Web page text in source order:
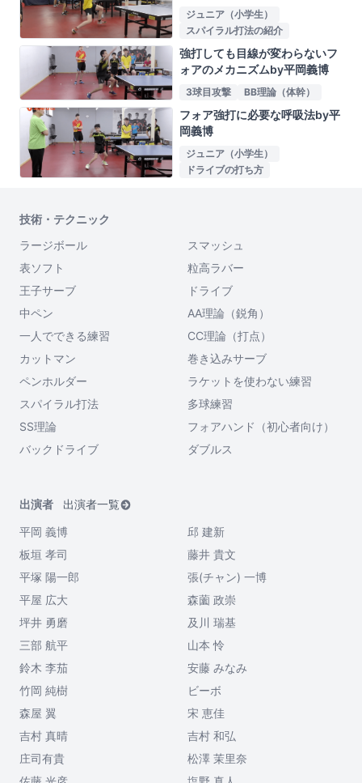
ジュニア（小学生）
スパイラル打法の紹介
強打しても目線が変わらないフ
ォアのメカニズムby平岡義博
3球目攻撃 BB理論（体幹）
フォア強打に必要な呼吸法by平
岡義博
ジュニア（小学生）
ドライブの打ち方
技術・テクニック
ラージボール
スマッシュ
表ソフト
粒高ラバー
王子サーブ
ドライブ
中ペン
AA理論（鋭角）
一人でできる練習
CC理論（打点）
カットマン
巻き込みサーブ
ペンホルダー
ラケットを使わない練習
スパイラル打法
多球練習
SS理論
フォアハンド（初心者向け）
バックドライブ
ダブルス
出演者
出演者一覧
平岡 義博
邱 建新
板垣 孝司
藤井 貴文
平塚 陽一郎
張(チャン) 一博
平屋 広大
森薗 政崇
坪井 勇磨
及川 瑞基
三部 航平
山本 怜
鈴木 李茄
安藤 みなみ
竹岡 純樹
ビーボ
森屋 翼
宋 恵佳
吉村 真晴
吉村 和弘
庄司有貴
松澤 茉里奈